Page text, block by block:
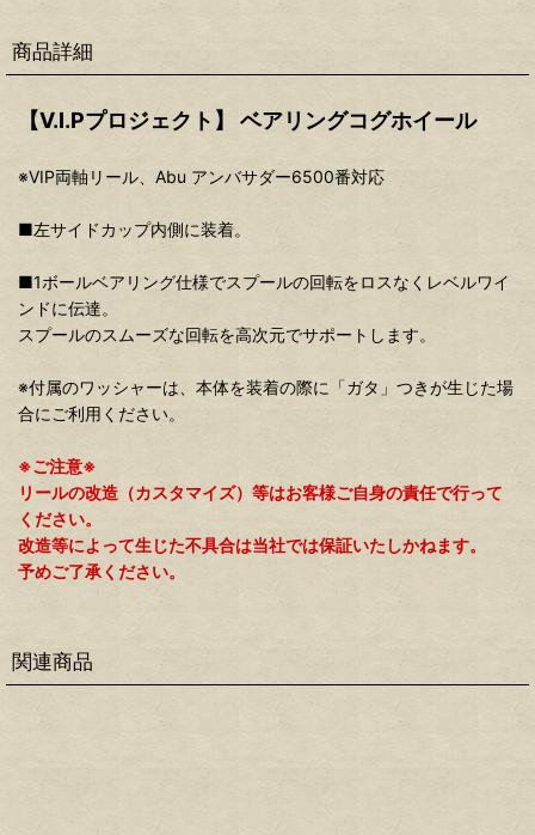
商品詳細
【V.I.Pプロジェクト】 ベアリングコグホイール
※VIP両軸リール、Abu アンバサダー6500番対応
■左サイドカップ内側に装着。
■1ボールベアリング仕様でスプールの回転をロスなくレベルワイ
ンドに伝達。
スプールのスムーズな回転を高次元でサポートします。
※付属のワッシャーは、本体を装着の際に「ガタ」つきが生じた場
合にご利用ください。
※ご注意※
リールの改造（カスタマイズ）等はお客様ご自身の責任で行って
ください。
改造等によって生じた不具合は当社では保証いたしかねます。
予めご了承ください。
関連商品